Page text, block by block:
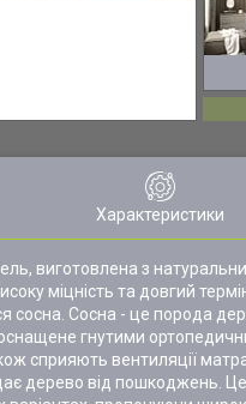
Характеристики
виготовлена з
міцність та довгий
Сосна - це порода
гнутими
сприяють вентиляції
дерево від пошкоджень.